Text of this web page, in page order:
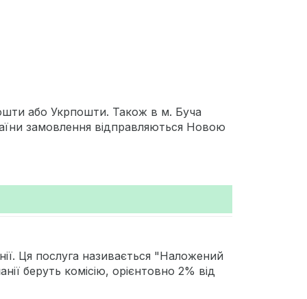
або Укрпошти. Також в м. Буча
замовлення відправляються Новою
Ця послуга називається "Наложений
беруть комісію, орієнтовно 2% від